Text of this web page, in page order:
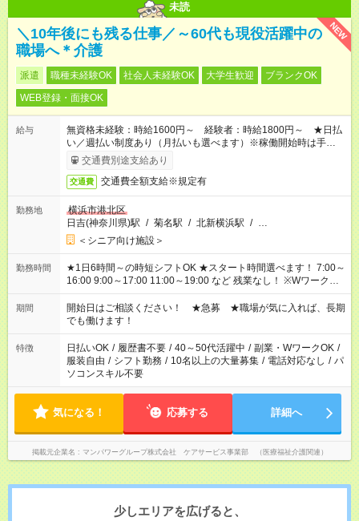
未読
NEW
＼10年後にも残る仕事／～60代も現役活躍中の
職場へ＊介護
派遣 職種未経験OK 社会人未経験OK 大学生歓迎
ブランクOK
WEB登録・面接OK
給与
無資格未経験：時給1600円～ 経験者：時給1800円～ ★日払
い／週払い制度あり（月払いも選べます）※稼働開始時は手続き
完了次第のお支払いとなります。
交通費別途支給あり
交通費 交通費全額支給※規定有
勤務地
横浜市港北区
日吉(神奈川県)駅 / 菊名駅 / 北新横浜駅 / …
＜シニア向け施設＞
勤務時間
★1日6時間～の時短シフトOK ★スタート時間選べます！ 7:00～
16:00 9:00～17:00 11:00～19:00 など 残業なし！ ※Wワークの
場合、他のお仕事と合わせ週40時間超の就業はご案内できませ
ん ※法令に基づき、週20時間以上勤務は社会保険への加入対象
となります ※労働者派遣法（日雇い派遣の原則禁止）により、
短時間・短期間の就業はご案内が難しい場合があります
期間
開始日はご相談ください！ ★急募 ★職場が気に入れば、長期
でも働けます！
特徴 日払いOK / 履歴書不要 / 40～50代活躍中 / 副業・WワークOK /
服装自由 / シフト勤務 / 10名以上の大量募集 / 電話対応なし / パ
ソコンスキル不要
気になる！ 応募する 詳細へ
掲載元企業名 マンパワーグループ株式会社 ケアサービス事業部 （医療福祉介護関連）
少しエリアを広げると、